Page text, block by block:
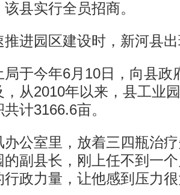
县实行全员招商。
园区建设时，新河县出
今年6月10日，向县政
，从2010年以来，县工业
计3166.6亩。
室里，放着三四瓶治疗
的副县长，刚上任不到一
行政力量，让他感到压力